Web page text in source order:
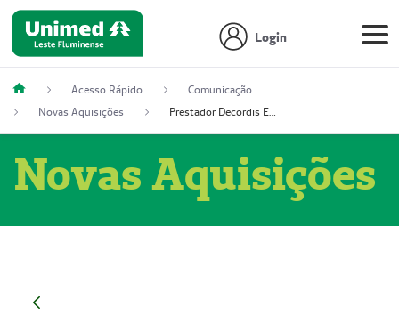
Login
Acesso Rápido
Comunicação
Novas Aquisições
Prestador Decordis Exames Cardiológicos LTDA (51004347-4)
Novas Aquisições